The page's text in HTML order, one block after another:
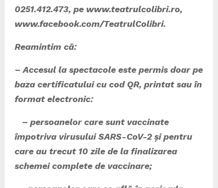
0251.412.473, pe www.teatrulcolibri.ro,
www.facebook.com/TeatrulColibri.
Reamintim că:
– Accesul la spectacole este permis doar pe
baza certificatului cu cod QR, printat sau în
format electronic:
– persoanelor care sunt vaccinate
împotriva virusului SARS-CoV-2 și pentru
care au trecut 10 zile de la finalizarea
schemei complete de vaccinare;